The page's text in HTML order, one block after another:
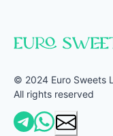
© 2024 Euro Sweets
All rights reserved